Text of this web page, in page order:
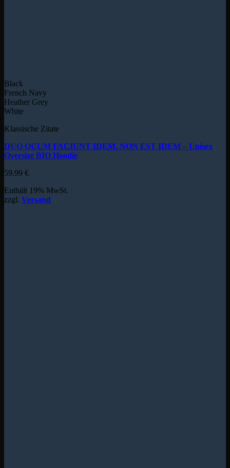
Black
French Navy
Heather Grey
White
Klassische Zitate
DUO QUUM FACIUNT IDEM, NON EST IDEM – Unisex
Oversize BIO Hoodie
59,99 €
Enthält 19% MwSt.
zzgl. Versand